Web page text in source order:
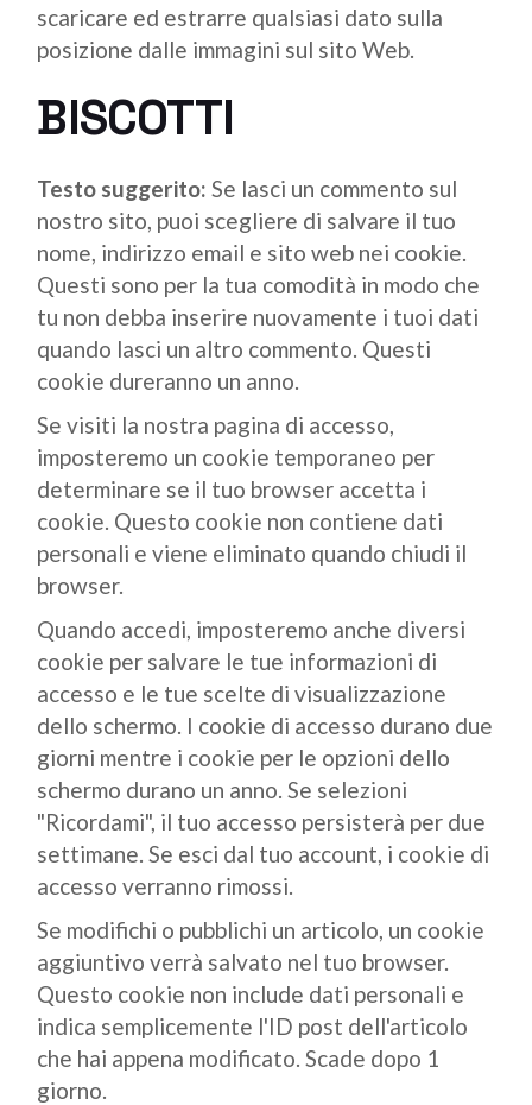
scaricare ed estrarre qualsiasi dato sulla
posizione dalle immagini sul sito Web.
BISCOTTI
Testo suggerito:Se lasci un commento sul
nostro sito, puoi scegliere di salvare il tuo
nome, indirizzo email e sito web nei cookie.
Questi sono per la tua comodità in modo che
tu non debba inserire nuovamente i tuoi dati
quando lasci un altro commento. Questi
cookie dureranno un anno.
Se visiti la nostra pagina di accesso,
imposteremo un cookie temporaneo per
determinare se il tuo browser accetta i
cookie. Questo cookie non contiene dati
personali e viene eliminato quando chiudi il
browser.
Quando accedi, imposteremo anche diversi
cookie per salvare le tue informazioni di
accesso e le tue scelte di visualizzazione
dello schermo. I cookie di accesso durano due
giorni mentre i cookie per le opzioni dello
schermo durano un anno. Se selezioni
"Ricordami", il tuo accesso persisterà per due
settimane. Se esci dal tuo account, i cookie di
accesso verranno rimossi.
Se modifichi o pubblichi un articolo, un cookie
aggiuntivo verrà salvato nel tuo browser.
Questo cookie non include dati personali e
indica semplicemente l'ID post dell'articolo
che hai appena modificato. Scade dopo 1
giorno.